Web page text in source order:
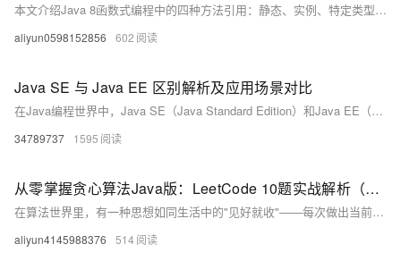
本文介绍Java 8函数式编程中的四种方法引用：静态、实例、特定类型及构造器引用，通过简洁示例演示其用法，帮助开发者提升代码可读性与简洁性。
aliyun0598152856 602
Java SE 与 Java EE 区别解析及应用场景对比
在Java编程世界中，Java SE（Java Standard Edition）和Java EE（Java Enterprise Edition）是两个重要的平台版本，它们各自有着独特的定位和应用场景。理解它们之间的差异，对于开发者选择合适的技术栈进行项目开发至关重要。
34789737 1595
从零掌握贪心算法Java版：LeetCode 10题实战解析（上）
在算法世界里，有一种思想如同生活中的"见好就收"——每次做出当前看来最优的选择，寄希望于通过局部最优达成全局最优。这种思想就是贪心算法，它以其简洁高效的特点，成为解决最优问题的利器。今天我们就来系统学习贪心算法的核心思想，并通过10道LeetCode经典题目实战演练，带你掌握这种"步步为营"的解题思维。
aliyun4145988376 514